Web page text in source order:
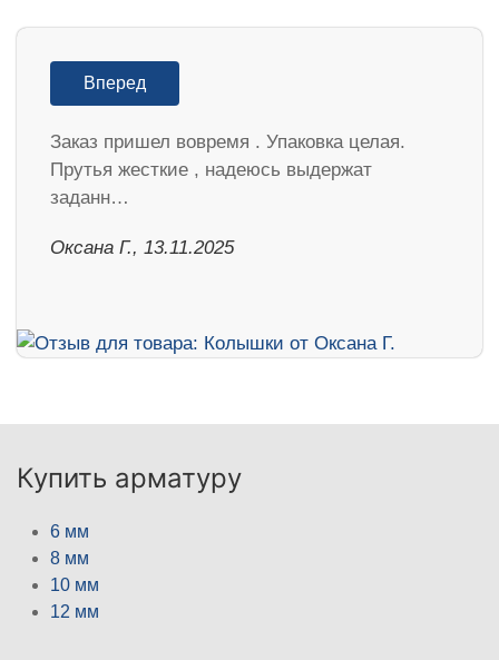
Вперед
Заказ пришел вовремя . Упаковка целая.
Прутья жесткие , надеюсь выдержат
заданн…
Оксана Г., 13.11.2025
Купить арматуру
6 мм
8 мм
10 мм
12 мм